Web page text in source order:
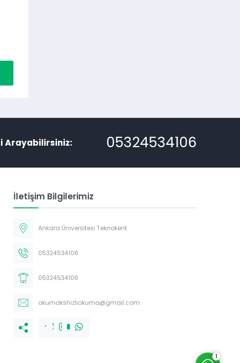
Arayabilirsiniz: 05324534106
İletişim Bilgilerimiz
Ankara Üniversitesi Teknokent
05324534106
05324534106
okumakshizliokuma@gmail.com
1